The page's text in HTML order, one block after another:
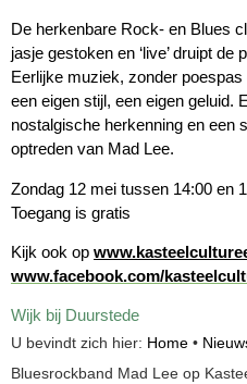
De herkenbare Rock- en Blues
jasje gestoken en ‘live’ druipt de
Eerlijke muziek, zonder
een eigen stijl, een eigen geluid.
nostalgische herkenning en een
optreden van Mad Lee.
Zondag 12 mei tussen 14:00 en
​Toegang is gratis
Kijk ook op
www.facebook.com/
Wijk bij Duurstede
U bevindt zich hier: Home •
Bluesrockband Mad Lee op